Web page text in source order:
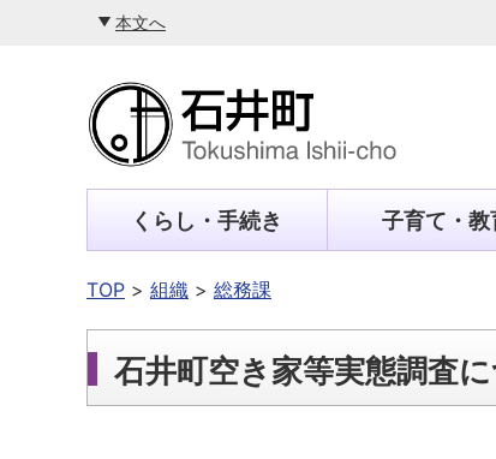
本文へ
くらし・手続き 子育て・教
TOP 組織 総務課
石井町空き家等実態調査